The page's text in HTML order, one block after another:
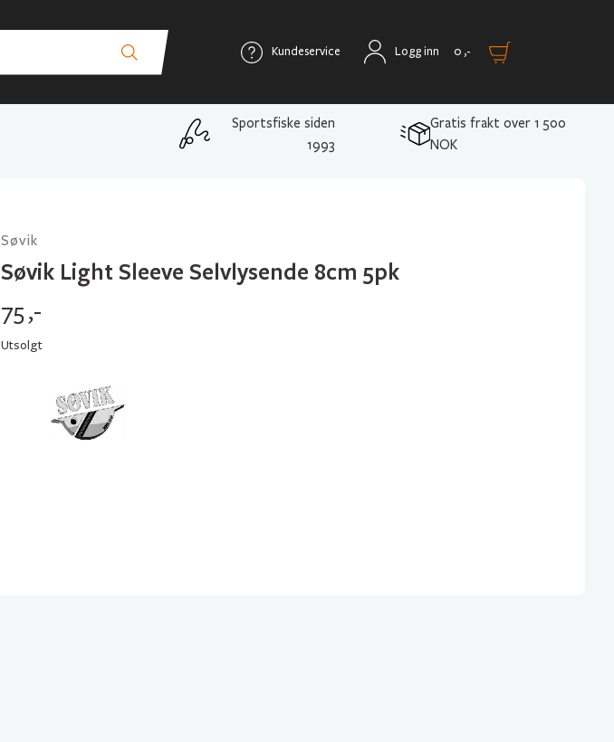
Kundeservice Logg inn 0 ,-
Sportsfiske siden
1993
Gratis frakt over 1 500
NOK
Søvik
Søvik Light Sleeve Selvlysende 8cm 5pk
75,-
Utsolgt